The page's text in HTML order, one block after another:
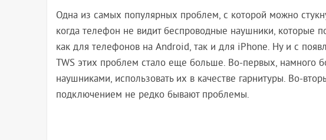
Одна из самых популярных проблем, с которой можно
когда телефон не видит беспроводные наушники, которые
как для телефонов на Android, так и для iPhone. Ну и с
TWS этих проблем стало еще больше. Во-первых, намного
наушниками, использовать их в качестве гарнитуры. Во-
подключением не редко бывают проблемы.